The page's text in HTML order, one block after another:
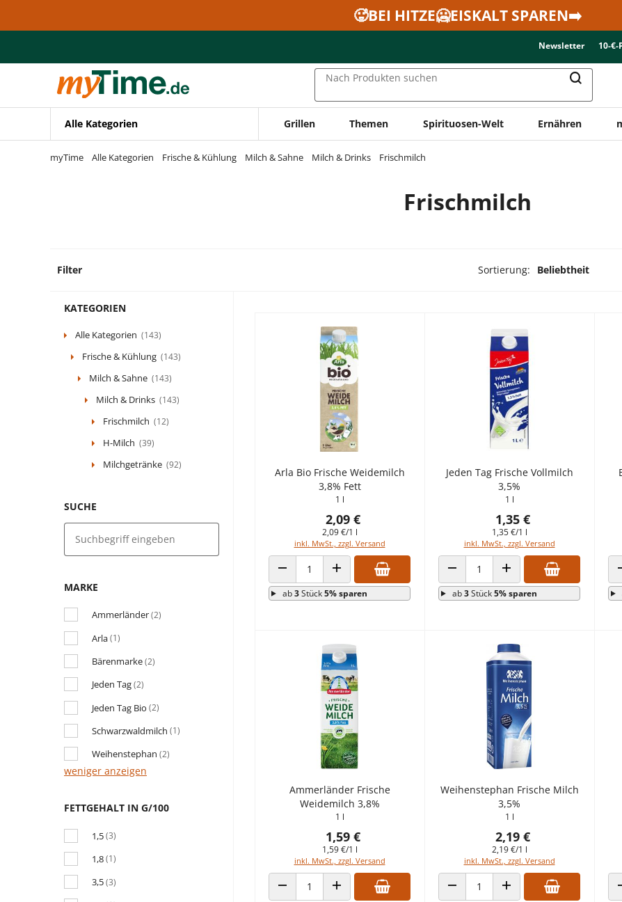
Zur Navigation springen
🥵BEI HITZE🥶EISKALT SPAREN➡️
Newsletter 10-
Nach Produkten suchen
Alle Kategorien Grillen Themen Spirituosen-Welt Ernähren
myTime Alle Kategorien Frische & Kühlung Milch & Sahne Milch & Drinks Frischmilch
Frischmilch
Filter Sortierung: Beliebtheit
KATEGORIEN
Alle Kategorien (143)
Frische & Kühlung (143)
Milch & Sahne (143)
Milch & Drinks (143)
Frischmilch (12)
H-Milch (39)
Milchgetränke (92)
SUCHE
MARKE
Ammerländer(2)
Arla(1)
Bärenmarke(2)
Jeden Tag(2)
Jeden Tag Bio (2)
Schwarzwaldmilch (1)
Weihenstephan (2)
weniger anzeigen
FETTGEHALT IN G/100
1,5(3)
1,8(1)
3,5(3)
Arla Bio Frische Weidemilch
3,8% Fett
1 l
2,09 €
2,09 €/1 l
inkl. MwSt., zzgl. Versand
ANZAHL VERRINGERNANZAHL ERHÖHEN
ab3Stück5% sparen
Jeden Tag Frische Vollmilch
3,5%
1 l
1,35 €
1,35 €/1 l
inkl. MwSt., zzgl. Versand
ANZAHL VERRINGERNANZAHL ERHÖHEN
ab3Stück5% sparen
Ammerländer Frische
Weidemilch 3,8%
1 l
1,59 €
1,59 €/1 l
inkl. MwSt., zzgl. Versand
ANZAHL VERRINGERNANZAHL ERHÖHEN
Weihenstephan Frische Milch
3,5%
1 l
2,19 €
2,19 €/1 l
inkl. MwSt., zzgl. Versand
ANZAHL VERRINGERNANZAHL ERHÖHEN